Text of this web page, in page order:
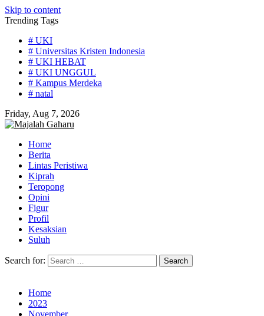
Skip to content
Trending Tags
# UKI
# Universitas Kristen Indonesia
# UKI HEBAT
# UKI UNGGUL
# Kampus Merdeka
# natal
Friday, Aug 7, 2026
Home
Berita
Lintas Peristiwa
Kiprah
Teropong
Opini
Figur
Profil
Kesaksian
Suluh
Search for:
Home
2023
November